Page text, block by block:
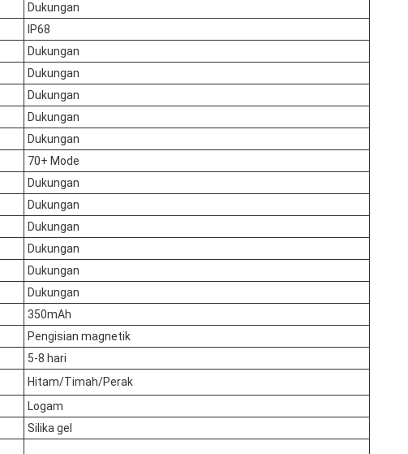
Dukungan
IP68
Dukungan
Dukungan
Dukungan
Dukungan
Dukungan
70+ Mode
Dukungan
Dukungan
Dukungan
Dukungan
Dukungan
Dukungan
350mAh
Pengisian magnetik
5-8 hari
Hitam/Timah/Perak
Logam
Silika gel